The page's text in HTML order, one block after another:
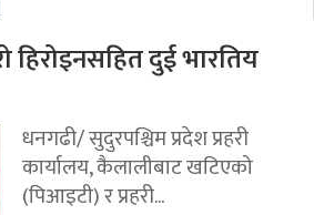
हिरोइनसहित दुई भारतिय
धनगढी/ सुदुरपश्चिम प्रदेश प्रहरी
कार्यालय, कैलालीबाट खटिएको
(पिआइटी) र प्रहरी...